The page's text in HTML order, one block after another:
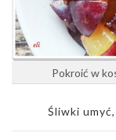
Pokroić w
Śliwki